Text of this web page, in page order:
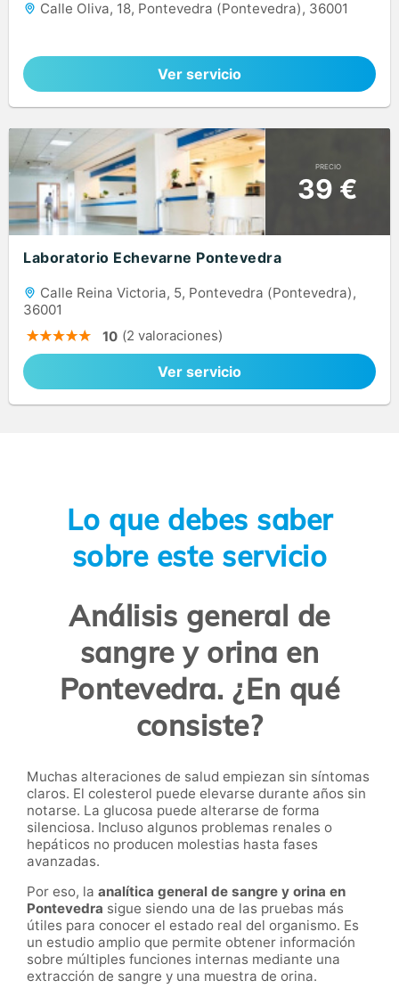
Calle Oliva, 18, Pontevedra (Pontevedra), 36001
Ver servicio
PRECIO
39 €
Laboratorio Echevarne Pontevedra
Calle Reina Victoria, 5, Pontevedra (Pontevedra),
36001
10 (2 valoraciones)
Ver servicio
Lo que debes saber
sobre este servicio
Análisis general de
sangre y orina en
Pontevedra. ¿En qué
consiste?
Muchas alteraciones de salud empiezan sin síntomas
claros. El colesterol puede elevarse durante años sin
notarse. La glucosa puede alterarse de forma
silenciosa. Incluso algunos problemas renales o
hepáticos no producen molestias hasta fases
avanzadas.
Por eso, la analítica general de sangre y orina en
Pontevedra sigue siendo una de las pruebas más
útiles para conocer el estado real del organismo. Es
un estudio amplio que permite obtener información
sobre múltiples funciones internas mediante una
extracción de sangre y una muestra de orina.